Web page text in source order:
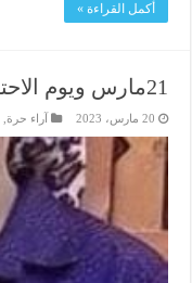
أكمل القراءة »
21مارس ويوم الاحتفال العالمي للشِعر
20 مارس، 2023 آراء حرة